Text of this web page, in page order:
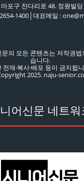
포구 잔다리로 48. 정원빌딩
1400│대표메일 :
의 모든 콘텐츠는 저작권
습니다.
전재·복사·배포 등이 금지됩
2025. naju-
어신문 네트워